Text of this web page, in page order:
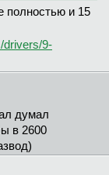
полностью и 15
drivers/9-
думал
в 2600